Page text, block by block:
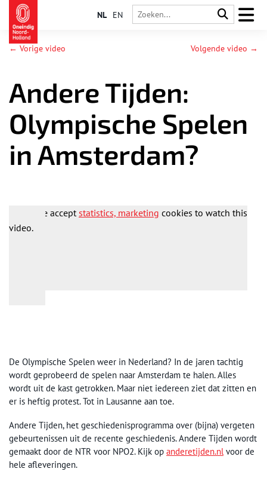
NL EN
← Vorige video Volgende video →
Andere Tijden:
Olympische Spelen
in Amsterdam?
Please acceptstatistics, marketing cookies to watch this
video.
De Olympische Spelen weer in Nederland? In de jaren tachtig
wordt geprobeerd de spelen naar Amsterdam te halen. Alles
wordt uit de kast getrokken. Maar niet iedereen ziet dat zitten en
er is heftig protest. Tot in Lausanne aan toe.
Andere Tijden, het geschiedenisprogramma over (bijna) vergeten
gebeurtenissen uit de recente geschiedenis. Andere Tijden wordt
gemaakt door de NTR voor NPO2. Kijk op anderetijden.nlvoor de
hele afleveringen.